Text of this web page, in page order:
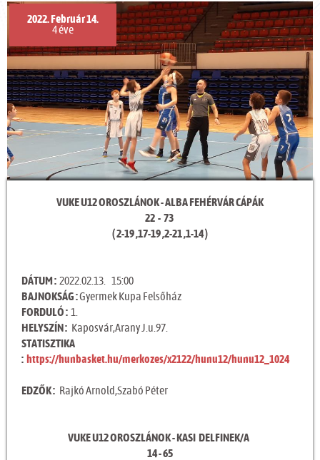
2022. Február 14.
4 éve
VUKE U12 OROSZLÁNOK - ALBA FEHÉRVÁR CÁPÁK
22 - 73
( 2-19 ,17-19 ,2-21 ,1-14 )
DÁTUM : 2022.02.13. 15:00
BAJNOKSÁG :Gyermek Kupa Felsőház
FORDULÓ : 1.
HELYSZÍN : Kaposvár,Arany J.u.97.
STATISZTIKA
: https://hunbasket.hu/merkozes/x2122/hunu12/hunu12_1024
EDZŐK : Rajkó Arnold,Szabó Péter
VUKE U12 OROSZLÁNOK - KASI DELFINEK/A
14 - 65